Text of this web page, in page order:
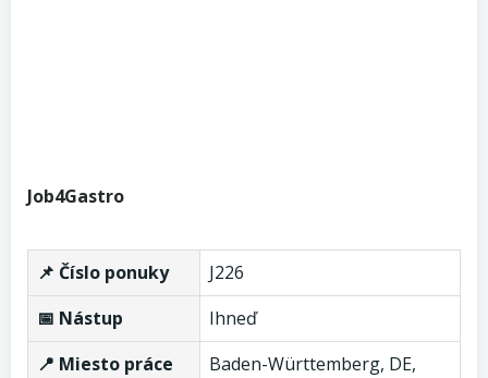
Job4Gastro
📌 Číslo ponuky
J226
📅 Nástup
Ihneď
📍 Miesto práce
Baden-Württemberg, DE,